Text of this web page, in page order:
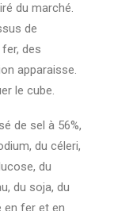
du marché.
de
des
apparaisse.
le cube.
de sel à 56%,
du céleri,
du
du soja, du
en fer et en